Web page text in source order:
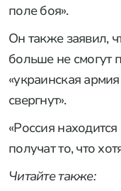
поле боя».
Он также заявил,
больше не смогут
«украинская
свергнут».
«Россия
получат то, что
Читайте также: